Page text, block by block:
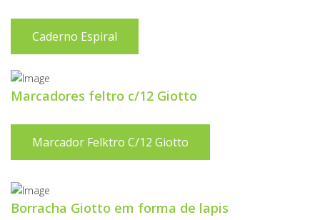
Caderno Espiral
Marcadores feltro c/12 Giotto
Marcador Felktro C/12 Giotto
Borracha Giotto em forma de lapis